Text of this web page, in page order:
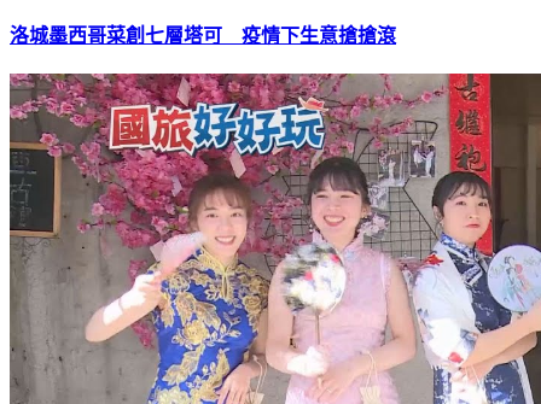
洛城墨西哥菜創七層塔可 疫情下生意搶搶滾